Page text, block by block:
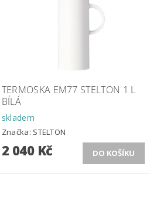
TERMOSKA EM77 STELTON 1 L
BÍLÁ
skladem
Značka: STELTON
2 040 Kč